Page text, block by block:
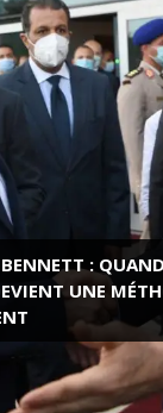
:
UNE
HEROÏNE DE LA